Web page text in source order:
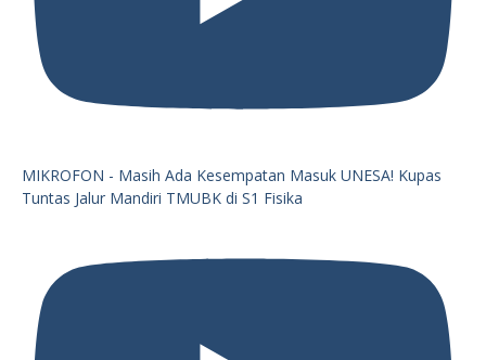
MIKROFON - Masih Ada Kesempatan Masuk UNESA! Kupas
Tuntas Jalur Mandiri TMUBK di S1 Fisika